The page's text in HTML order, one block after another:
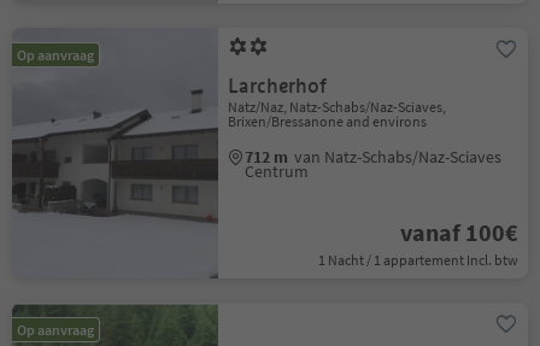
Op aanvraag
Larcherhof
Natz/Naz, Natz-Schabs/Naz-Sciaves,
Brixen/Bressanone and environs
712 m van Natz-Schabs/Naz-Sciaves
Centrum
vanaf 100€
1 Nacht / 1 appartement Incl. btw
Op aanvraag